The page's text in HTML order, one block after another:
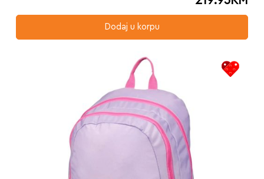
Dodaj u korpu